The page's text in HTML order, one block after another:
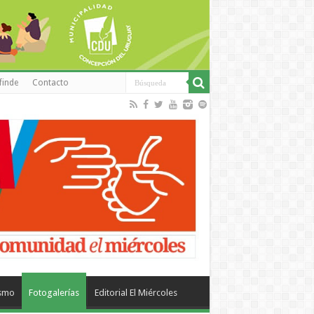
Contacto
Fotogalerías Editorial El Miércoles